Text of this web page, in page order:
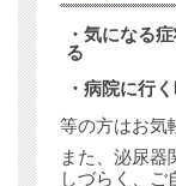
・気になる
る
・病院に行
等の方はお気
また、泌尿
しづらく、ご